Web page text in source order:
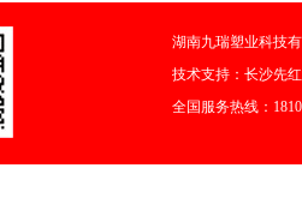
湖南九瑞塑业科技
技术支持： 长沙先
全国服务热线：